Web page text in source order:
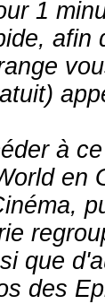
1
afin
à
en
que
des